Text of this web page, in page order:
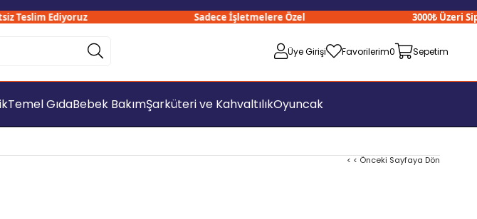
Ediyoruz Sadece İşletmelere Özel 3000₺ Üzeri
Üye Girişi Favorilerim0 Sepetim
Temel GıdaBebek BakımŞarküteri ve KahvaltılıkOyuncak
< < Önceki Sayfaya Dön